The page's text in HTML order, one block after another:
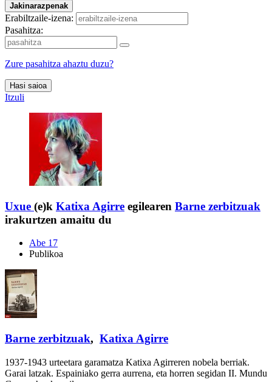
Jakinarazpenak
Erabiltzaile-izena:
Pasahitza:
Zure pasahitza ahaztu duzu?
Hasi saioa
Itzuli
Uxue (e)k Katixa Agirre egilearen Barne zerbitzuak
irakurtzen amaitu du
Abe 17
Publikoa
Barne zerbitzuak, Katixa Agirre
1937-1943 urteetara garamatza Katixa Agirreren nobela berriak.
Garai latzak. Espainiako gerra aurrena, eta horren segidan II. Mundu